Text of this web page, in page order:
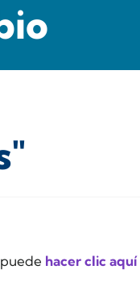
hacer clic aquí